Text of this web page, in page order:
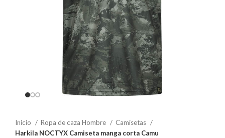
Inicio Ropa de caza Hombre
Camisetas
Harkila NOCTYX Camiseta manga corta Camu